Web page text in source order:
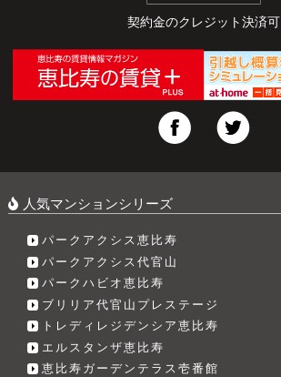
契約金のクレジット決済可
人気マンションシリーズ
パークアクシス恵比寿
パークアクシス代官山
パークハビオ恵比寿
ブリリア代官山プレステージ
トレディレジデンシア恵比寿
エルスタンザ恵比寿
恵比寿ガーデンテラス壱番館